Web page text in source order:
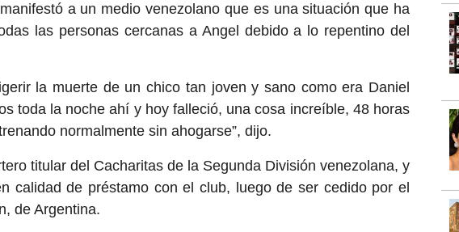
a un medio venezolano que es una situación que ha
las personas cercanas a Angel debido a lo repentino del
la muerte de un chico tan joven y sano como era Daniel
toda la noche ahí y hoy falleció, una cosa increíble, 48 horas
normalmente sin ahogarse”, dijo.
titular del Cacharitas de la Segunda División venezolana, y
calidad de préstamo con el club, luego de ser cedido por el
de Argentina.